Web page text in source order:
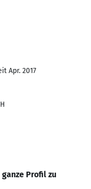
Apr. 2017
Profil zu